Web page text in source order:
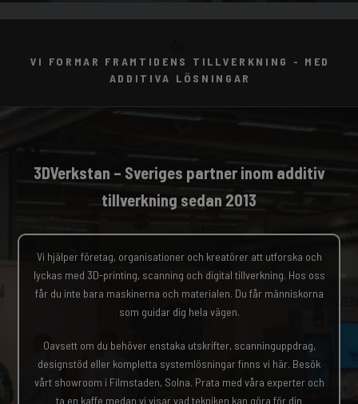
VI FORMAR FRAMTIDENS TILLVERKNING - MED
ADDITIVA LÖSNINGAR
3DVerkstan – Sveriges partner inom additiv
tillverkning sedan 2013
Vi hjälper företag, organisationer och kreatörer att utforska och
lyckas med 3D-printing, scanning och digital tillverkning. Hos oss
får du inte bara maskinerna och materialen. Du får människorna
som guidar dig hela vägen.
Oavsett om du behöver enstaka utskrifter, scanninguppdrag,
designstöd eller kompletta systemlösningar finns vi här. Besök
vårt showroom i Filmstaden, Solna. Prata med våra experter och
ta en kaffe medan vi visar vad tekniken kan göra för din